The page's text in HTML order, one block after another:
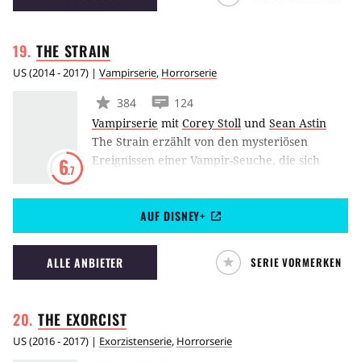
THE STRAIN
US(2014 - 2017) | Vampirserie, Horrorserie
6.7
384
124
Vampirserie mit Corey Stoll und Sean Astin
The Strain erzählt von den mysteriösen
Ereignissen einer Vampir-Seuche, die sich
Welt ausbreitet. Im Mittelpunkt der Serie steht
Dr. Ephraim Eph Goodweather, der dem
unheimlichen Treiben der kalten Wesen eine
Ende bereiten soll. The Strain basiert auf der
gleichnamigen Romantrilogie von Guillermo
AUF DISNEY+
ALLE ANBIETER SERIE VORMERKEN
THE EXORCIST
US(2016 - 2017) | Exorzistenserie, Horrorserie